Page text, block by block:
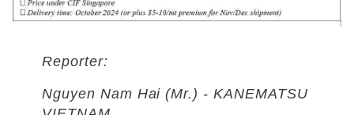
Reporter:
Nguyen Nam Hai (Mr.) - KANEMATSU